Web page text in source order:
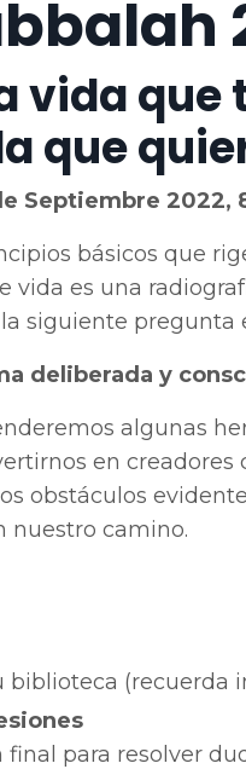
vida que
que
Septiembre 2022,
básicos que
vida es una
siguiente pregunta
deliberada y
algunas
en creadores
obstáculos
nuestro camino.
biblioteca (recuerda
final para resolver